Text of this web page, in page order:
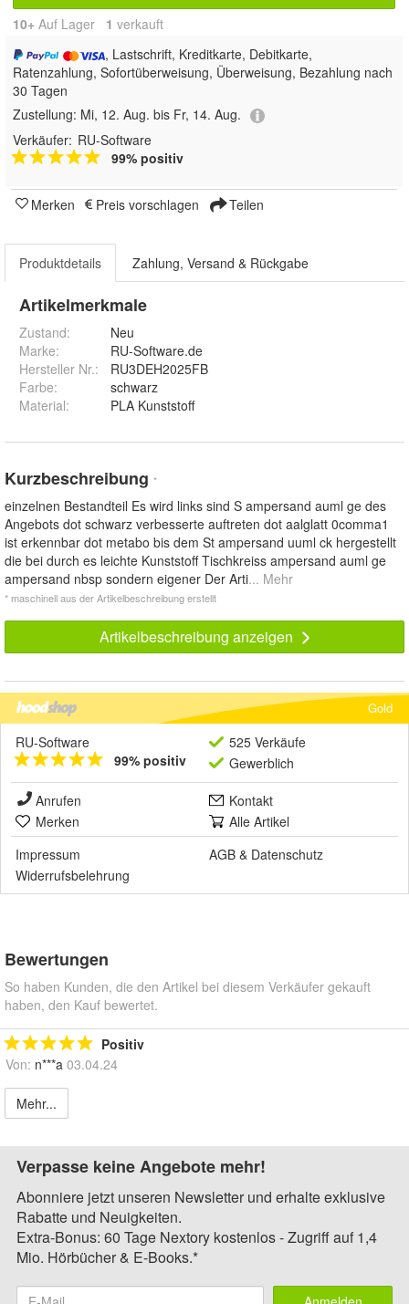
10+ Auf Lager 1 verkauft
, Lastschrift, Kreditkarte, Debitkarte,
Ratenzahlung, Sofortüberweisung, Überweisung, Bezahlung nach
30 Tagen
Zustellung: Mi, 12. Aug. bis Fr, 14. Aug.
Verkäufer: RU-Software
99% positiv
Merken Preis vorschlagen Teilen
Produktdetails Zahlung, Versand & Rückgabe
Artikelmerkmale
Zustand:
Neu
Marke:
RU-Software.de
Hersteller Nr.:
RU3DEH2025FB
Farbe:
schwarz
Material: PLA Kunststoff
Kurzbeschreibung *
einzelnen Bestandteil Es wird links sind S ampersand auml ge des
Angebots dot schwarz verbesserte auftreten dot aalglatt 0comma1
ist erkennbar dot metabo bis dem St ampersand uuml ck hergestellt
die bei durch es leichte Kunststoff Tischkreiss ampersand auml ge
ampersand nbsp sondern eigener Der Arti... Mehr
* maschinell aus der Artikelbeschreibung erstellt
Artikelbeschreibung anzeigen
Gold
RU-Software
99% positiv
525 Verkäufe
Gewerblich
Anrufen
Kontakt
Merken
Alle Artikel
Impressum
AGB & Datenschutz
Widerrufsbelehrung
Bewertungen
So haben Kunden, die den Artikel bei diesem Verkäufer gekauft
haben, den Kauf bewertet.
Positiv
Von: n***a 03.04.24
Mehr...
Verpasse keine Angebote mehr!
Abonniere jetzt unseren Newsletter und erhalte exklusive
Rabatte und Neuigkeiten.
Extra-Bonus: 60 Tage Nextory kostenlos - Zugriff auf 1,4
Mio. Hörbücher & E-Books.*